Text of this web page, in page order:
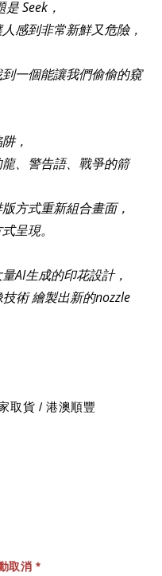
Seek，
感到非常新鮮又危險，
到一個能讓我們偷偷的窺
，
、警告語、戰爭的箭
方式重新組合畫面，
呈現。
AI生成的印花設計，
術 繪製出新的nozzle
取貨 / 港澳順豐
取消 *